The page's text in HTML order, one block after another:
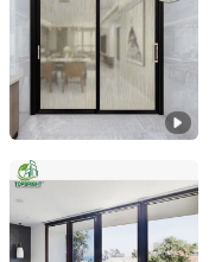
Guangdong, China
Guangzhou Topbright
Guangdong, China